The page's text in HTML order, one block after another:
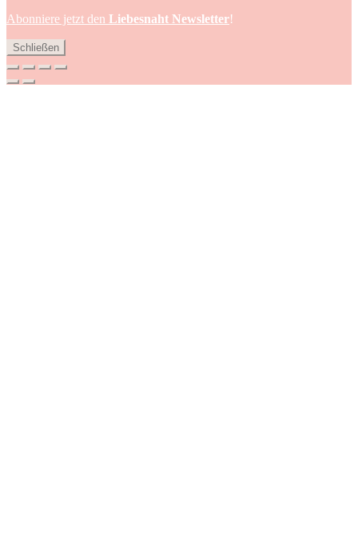
Abonniere jetzt den Liebesnaht Newsletter!
Schließen